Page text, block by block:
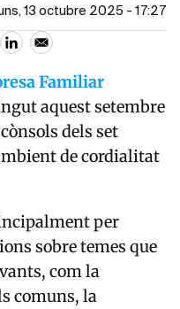
13 octubre 2025 - 17:27
Familiar
aquest setembre
dels set
de cordialitat
per
sobre temes que
com la
comuns, la